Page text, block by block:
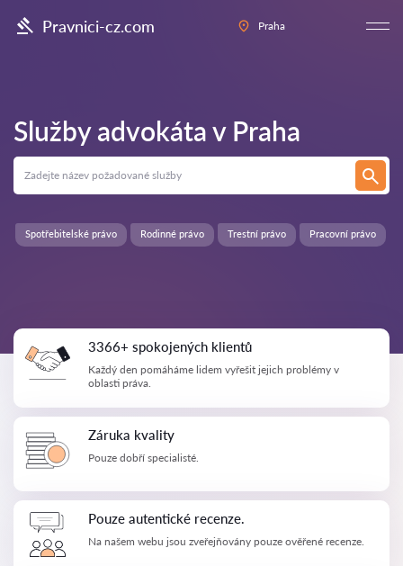
Pravnici-cz.com Praha
Služby advokáta v Praha
Pracovní právo
Spotřebitelské právo Rodinné právo Trestní právo
3366+ spokojených klientů
Každý den pomáháme lidem vyřešit jejich problémy v
oblasti práva.
Záruka kvality
Pouze dobří specialisté.
Pouze autentické recenze.
Na našem webu jsou zveřejňovány pouze ověřené recenze.